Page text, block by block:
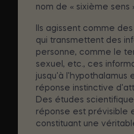
nom de « sixième sens
Ils agissent comme
qui transmettent des
personne, comme le
sexuel, etc., ces
jusqu'à
réponse instinctive
Des études
réponse est prévisible
constituant une